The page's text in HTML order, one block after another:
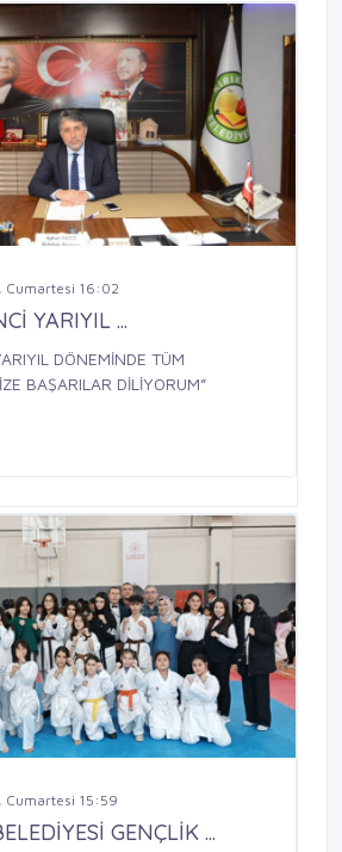
Cumartesi 16:02
YARIYIL ...
DÖNEMİNDE TÜM
BAŞARILAR DİLİYORUM”
Cumartesi 15:59
GENÇLİK ...